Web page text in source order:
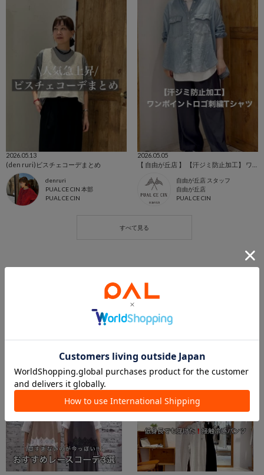
2026.05.13
(den ruri)ビスチェコーデまとめ
denruri
PUAL CE CIN 本部
PUAL CE CIN
2026.05.05
自由が丘店 スタッフ
自由が丘店
PUAL CE CIN
この商品を紹介したパルクロPLAY